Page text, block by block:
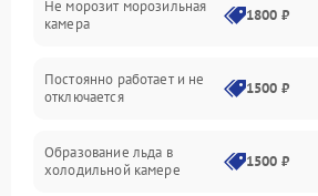
Дренаж
Не морозит морозильная
камера
1800 ₽
Постоянно работает и не
отключается
1500 ₽
Образование льда в
холодильной камере
1500 ₽